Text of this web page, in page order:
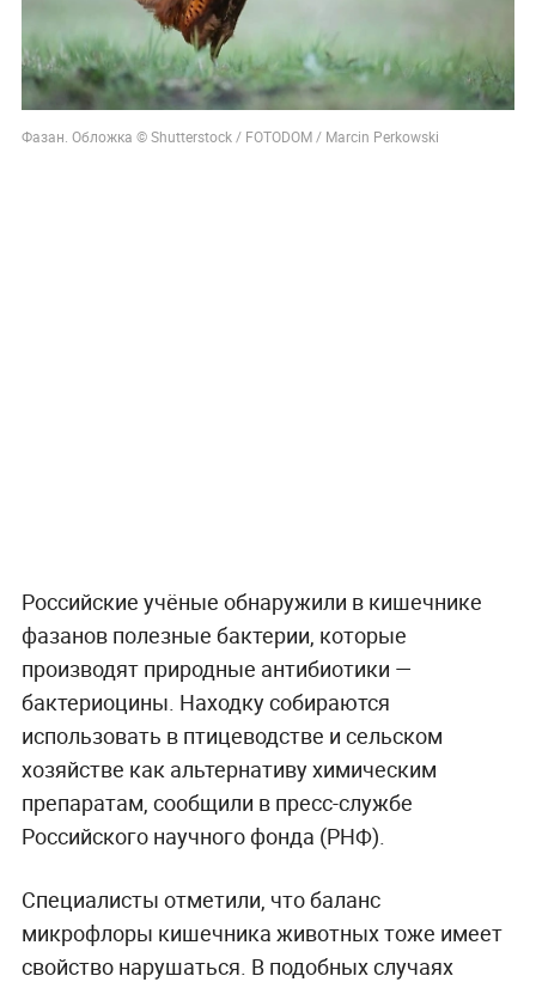
Фазан. Обложка © Shutterstock / FOTODOM / Marcin Perkowski
Российские учёные обнаружили в кишечнике
фазанов полезные бактерии, которые
производят природные антибиотики —
бактериоцины. Находку собираются
использовать в птицеводстве и сельском
хозяйстве как альтернативу химическим
препаратам, сообщили в пресс-службе
Российского научного фонда (РНФ).
Специалисты отметили, что баланс
микрофлоры кишечника животных тоже имеет
свойство нарушаться. В подобных случаях